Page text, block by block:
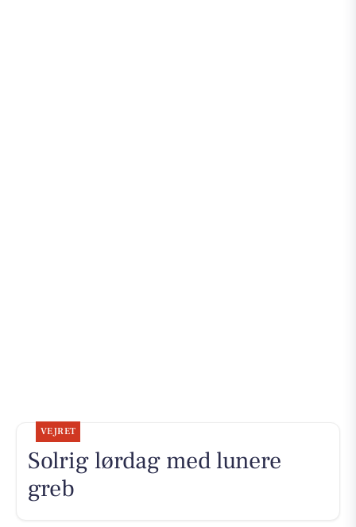
VEJRET
Solrig lørdag med lunere
greb